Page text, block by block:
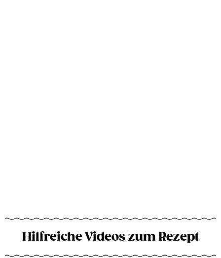
Hilfreiche Videos zum Rezept